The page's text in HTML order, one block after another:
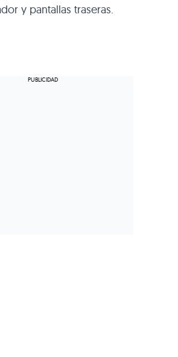
y pantallas traseras.